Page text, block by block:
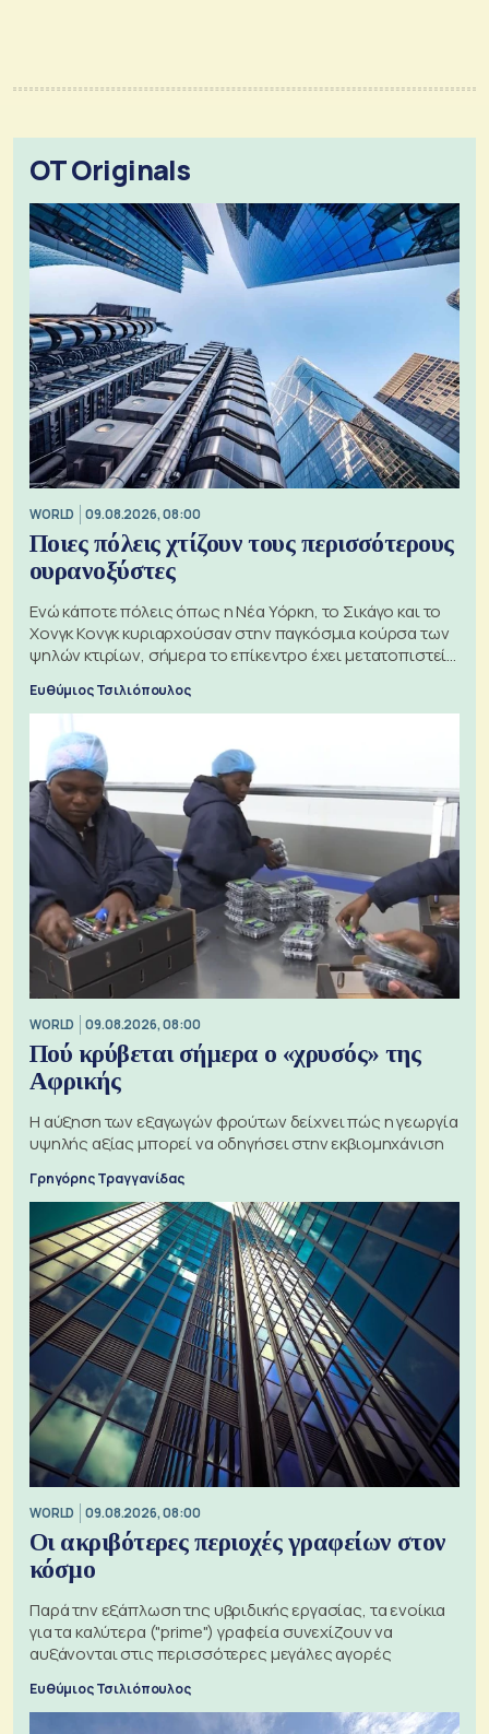
OT Originals
WORLD 09.08.2026, 08:00
Ποιες πόλεις χτίζουν τους περισσότερους
ουρανοξύστες
Ενώ κάποτε πόλεις όπως η Νέα Υόρκη, το Σικάγο και το
Χονγκ Κονγκ κυριαρχούσαν στην παγκόσμια κούρσα των
ψηλών κτιρίων, σήμερα το επίκεντρο έχει μετατοπιστεί
Ευθύμιος Τσιλιόπουλος
WORLD 09.08.2026, 08:00
Πού κρύβεται σήμερα ο «χρυσός» της
Αφρικής
Η αύξηση των εξαγωγών φρούτων δείχνει πώς η γεωργία
υψηλής αξίας μπορεί να οδηγήσει στην εκβιομηχάνιση
Γρηγόρης Τραγγανίδας
WORLD 09.08.2026, 08:00
Οι ακριβότερες περιοχές γραφείων στον
κόσμο
Παρά την εξάπλωση της υβριδικής εργασίας, τα ενοίκια
για τα καλύτερα ("prime") γραφεία συνεχίζουν να
αυξάνονται στις περισσότερες μεγάλες αγορές
Ευθύμιος Τσιλιόπουλος